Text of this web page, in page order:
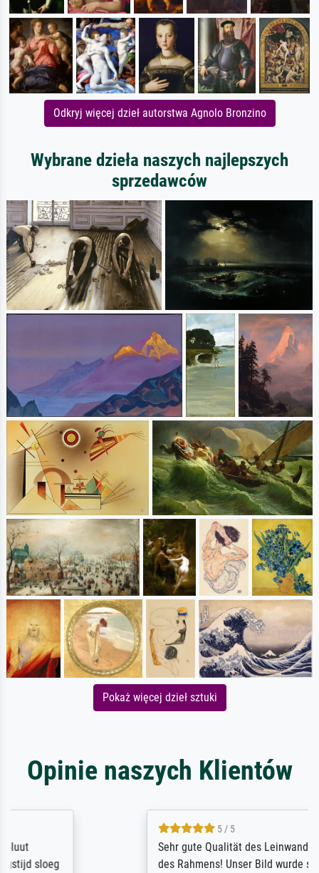
Odkryj więcej dzieł autorstwa Agnolo Bronzino
Wybrane dzieła naszych najlepszych
sprzedawców
Pokaż więcej dzieł sztuki
Opinie naszych Klientów
Sehr gute Qualität des Leinwanddrucks und
des Rahmens! Unser Bild wurde sehr